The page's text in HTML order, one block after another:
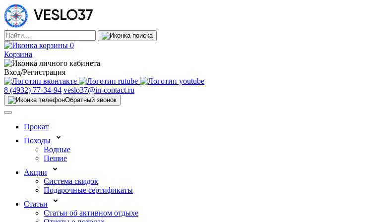
0
Корзина
Вход/Регистрация
8 (4932) 77-34-94 veslo37@in-contact.ru
Обратный звонок
Прокат
Походы
Водные
Пешие
Акции
Система скидок
Подарочные сертификаты
Статьи
Статьи об активном отдыхе